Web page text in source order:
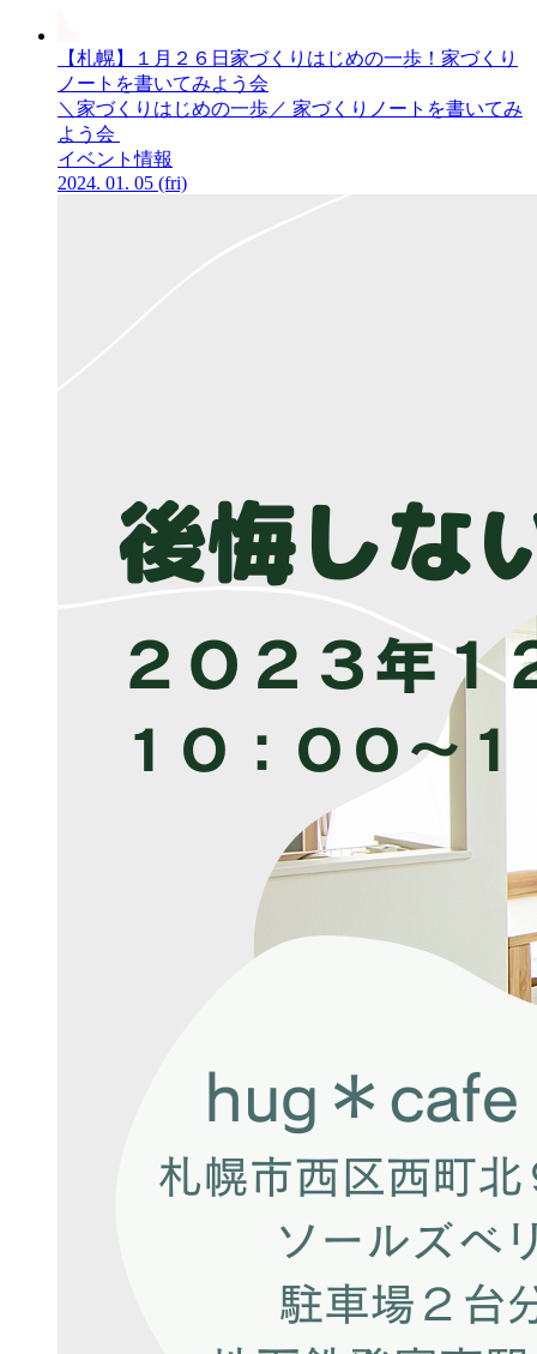
【札幌】１月２６日家づくりはじめの一歩！家づくり
ノートを書いてみよう会
＼家づくりはじめの一歩／ 家づくりノートを書いてみ
よう会
イベント情報
2024. 01. 05 (fri)